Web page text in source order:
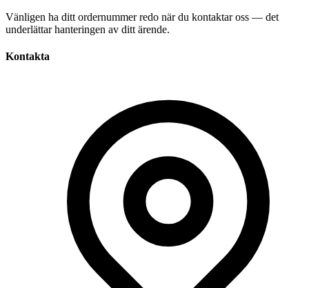
Vänligen ha ditt ordernummer redo när du kontaktar oss — det
underlättar hanteringen av ditt ärende.
Kontakta